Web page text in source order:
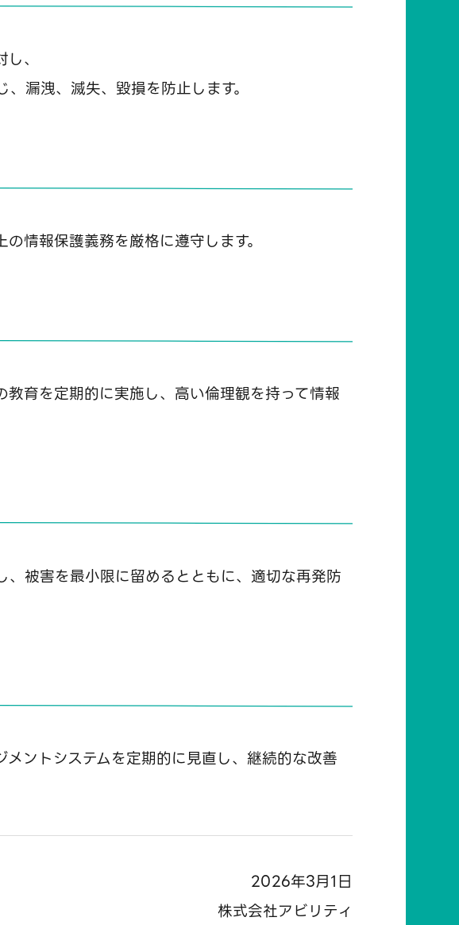
、
漏洩、滅失、毀損を防止します。
情報保護義務を厳格に遵守します。
育を定期的に実施し、高い倫理観を持って情報
被害を最小限に留めるとともに、適切な再発防
ントシステムを定期的に見直し、継続的な改善
2026年3月1日
株式会社アビリティ